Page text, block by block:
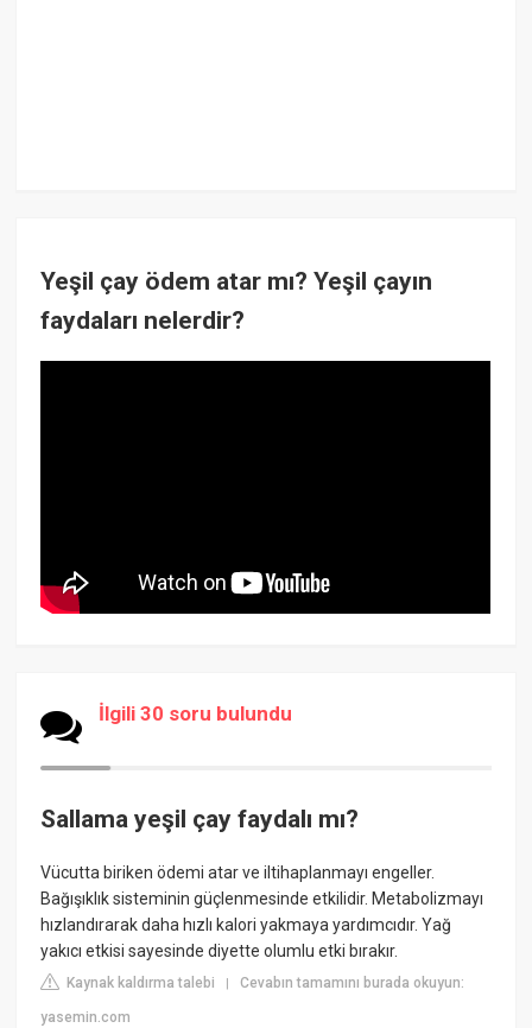
Yeşil çay ödem atar mı? Yeşil çayın
faydaları nelerdir?
İlgili 30 soru bulundu
Sallama yeşil çay faydalı mı?
Vücutta biriken ödemi atar ve iltihaplanmayı engeller.
Bağışıklık sisteminin güçlenmesinde etkilidir. Metabolizmayı
hızlandırarak daha hızlı kalori yakmaya yardımcıdır. Yağ
yakıcı etkisi sayesinde diyette olumlu etki bırakır.
Kaynak kaldırma talebi |Cevabın tamamını burada okuyun:
yasemin.com